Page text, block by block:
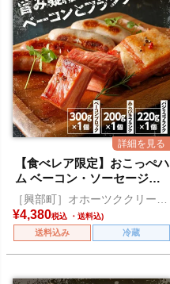
【食べレア限定】おこっぺハ
ム ベーコン・ソーセージセ
ット
［興部町］オホーツククリーン
ミート
¥4,380税込
送料込み 冷蔵